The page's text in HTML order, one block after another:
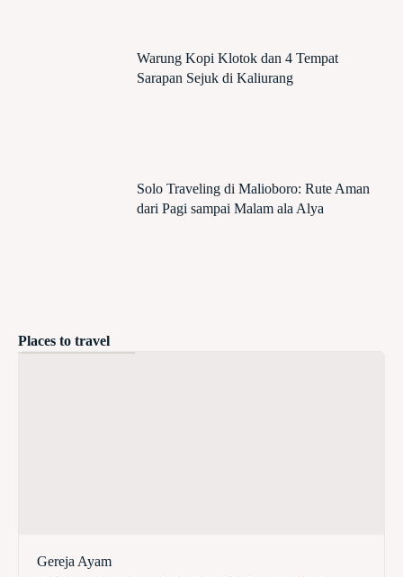
Warung Kopi Klotok dan 4 Tempat
Sarapan Sejuk di Kaliurang
Solo Traveling di Malioboro: Rute Aman
dari Pagi sampai Malam ala Alya
Places to travel
Gereja Ayam